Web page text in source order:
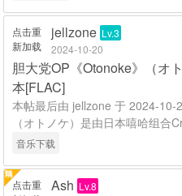
点击重
新加载
jellzone Lv.3
2024-10-20
胆大党OP《Otonoke》（オ
本[FLAC]
本帖最后由 jellzone 于 2024-10-
（オトノケ）是由日本嘻哈组合
音乐下载
点击重
Ash Lv.8